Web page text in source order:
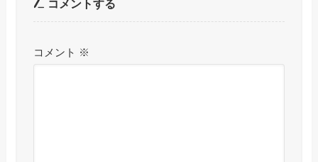
コメントする
コメント ※